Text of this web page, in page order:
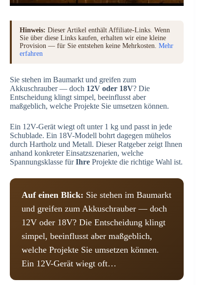
Hinweis: Dieser Artikel enthält Affiliate-Links. Wenn
Sie über diese Links kaufen, erhalten wir eine kleine
Provision — für Sie entstehen keine Mehrkosten. Mehr
erfahren
Sie stehen im Baumarkt und greifen zum
Akkuschrauber — doch 12V oder 18V? Die
Entscheidung klingt simpel, beeinflusst aber
maßgeblich, welche Projekte Sie umsetzen können.
Ein 12V-Gerät wiegt oft unter 1 kg und passt in jede
Schublade. Ein 18V-Modell bohrt dagegen mühelos
durch Hartholz und Metall. Dieser Ratgeber zeigt Ihnen
anhand konkreter Einsatzszenarien, welche
Spannungsklasse fürIhre Projekte die richtige Wahl ist.
Auf einen Blick: Sie stehen im Baumarkt
und greifen zum Akkuschrauber — doch
12V oder 18V? Die Entscheidung klingt
simpel, beeinflusst aber maßgeblich,
welche Projekte Sie umsetzen können.
Ein 12V-Gerät wiegt oft…